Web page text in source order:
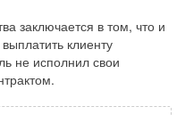
заключается в том, что и
клиенту
не исполнил свои